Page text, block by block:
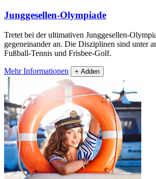
Junggesellen-Olympiade
Tretet bei der ultimativen Junggesellen-
gegeneinander an. Die Disziplinen sind unter
Fußball-Tennis und Frisbee-Golf.
Mehr Informationen + Adden